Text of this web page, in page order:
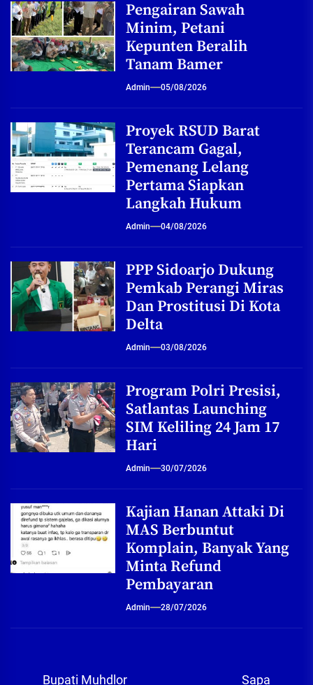
Pengairan Sawah
Minim, Petani
Kepunten Beralih
Tanam Bamer
Admin 05/08/2026
Proyek RSUD Barat
Terancam Gagal,
Pemenang Lelang
Pertama Siapkan
Langkah Hukum
Admin 04/08/2026
PPP Sidoarjo Dukung
Pemkab Perangi Miras
Dan Prostitusi Di Kota
Delta
Admin 03/08/2026
Program Polri Presisi,
Satlantas Launching
SIM Keliling 24 Jam 17
Hari
Admin 30/07/2026
Kajian Hanan Attaki Di
MAS Berbuntut
Komplain, Banyak Yang
Minta Refund
Pembayaran
Admin 28/07/2026
Bupati Muhdlor
Sapa